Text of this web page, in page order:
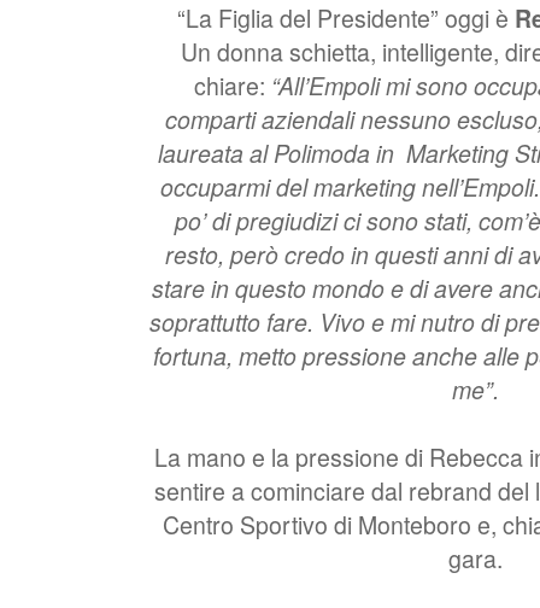
“La Figlia del Presidente” oggi è
Un donna schietta, intelligente,
chiare: “All’Empoli mi sono
comparti aziendali nessuno
laureata al Polimoda in Marketing
occuparmi del marketing
po’ di pregiudizi ci sono stati,
resto, però credo in questi anni di
stare in questo mondo e di avere
soprattutto fare. Vivo e mi nutro di
fortuna, metto pressione anche alle
me”.
La mano e la pressione di Rebecca
sentire a cominciare dal rebrand
Centro Sportivo di Monteboro e,
gara.